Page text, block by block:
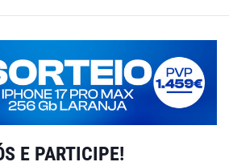
E PARTICIPE!